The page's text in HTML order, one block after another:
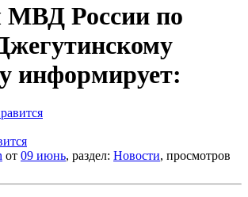
МВД России по
информирует:
от 09 июнь, раздел: Новости, просмотров